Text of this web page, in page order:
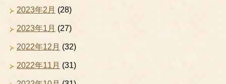
2023年2月 (28)
2023年1月 (27)
2022年12月 (32)
2022年11月 (31)